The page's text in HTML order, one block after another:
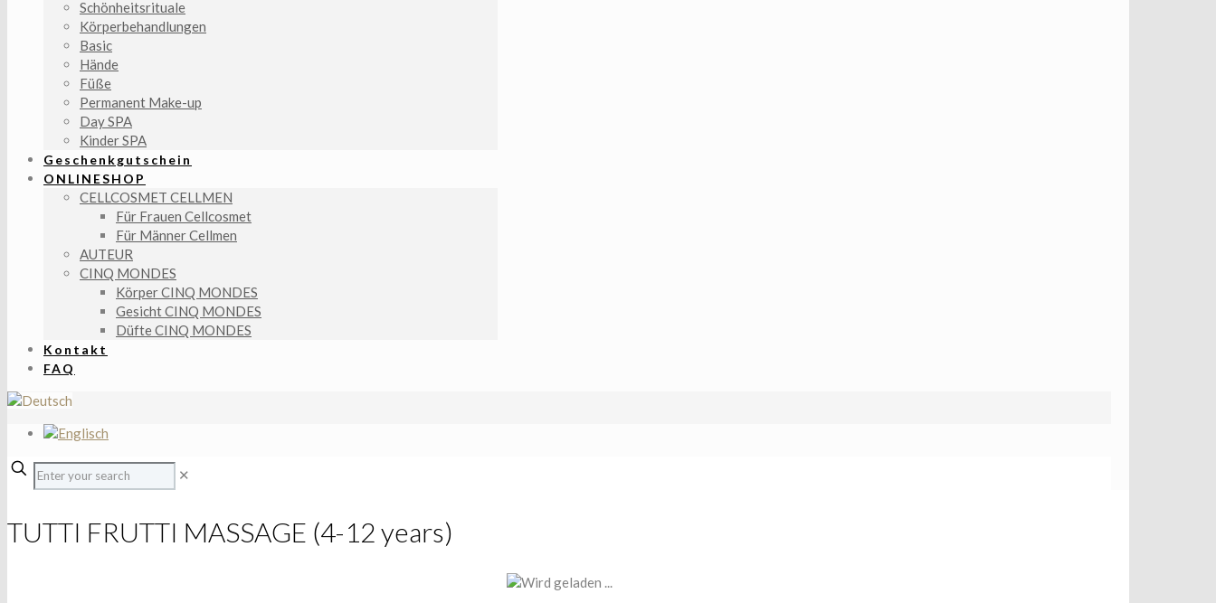
Schönheitsrituale
Körperbehandlungen
Basic
Hände
Füße
Permanent Make-up
Day SPA
Kinder SPA
Geschenkgutschein
ONLINESHOP
CELLCOSMET CELLMEN
Für Frauen Cellcosmet
Für Männer Cellmen
AUTEUR
CINQ MONDES
Körper CINQ MONDES
Gesicht CINQ MONDES
Düfte CINQ MONDES
Kontakt
FAQ
✕
TUTTI FRUTTI MASSAGE (4-12 years)